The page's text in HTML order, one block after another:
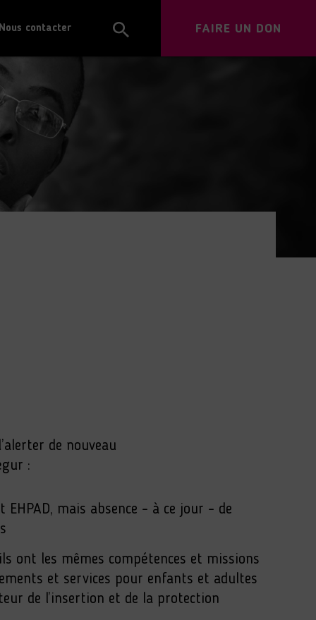
Nous contacter FAIRE UN DON
de nouveau
:
mais absence – à ce jour – de
ont les mêmes compétences et missions
et services pour enfants et adultes
de l’insertion et de la protection